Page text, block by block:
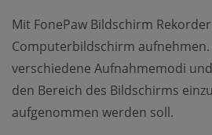
Mit FonePaw Bildschirm
Computerbildschirm
verschiedene Aufnahmemodi
den Bereich des Bildschirms
aufgenommen werden soll.